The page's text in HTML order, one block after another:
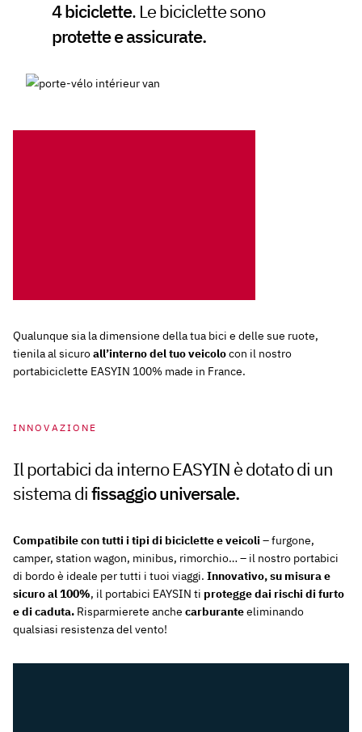
4 biciclette. Le biciclette sono
protette e assicurate.
Qualunque sia la dimensione della tua bici e delle sue ruote,
tienila al sicuroall’interno del tuo veicolocon il nostro
portabiciclette EASYIN 100% made in France.
INNOVAZIONE
Il portabici da interno EASYIN è dotato di un
sistema difissaggio universale.
Compatibile con tutti i tipi di biciclette e veicoli– furgone,
camper, station wagon, minibus, rimorchio… – il nostro portabici
di bordo è ideale per tutti i tuoi viaggi. Innovativo, su misura e
sicuro al 100%, il portabici EAYSIN ti protegge dai rischi di furto
e di caduta. Risparmierete anche carburanteeliminando
qualsiasi resistenza del vento!